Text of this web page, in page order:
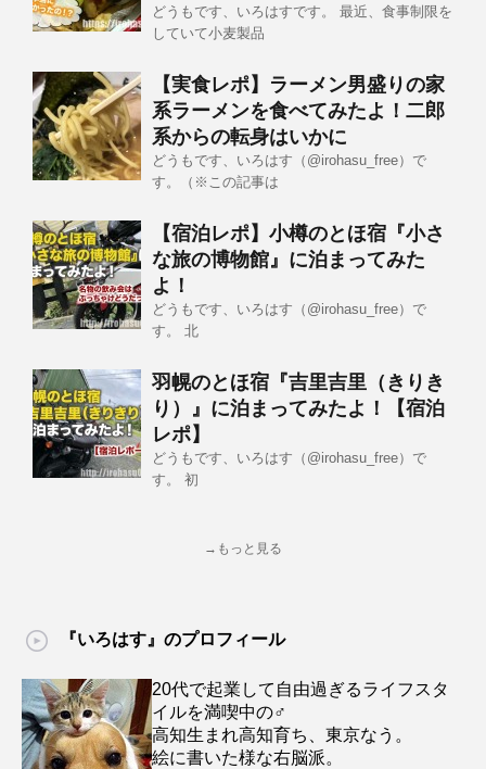
どうもです、いろはすです。 最近、食事制限を
していて小麦製品
【実食レポ】ラーメン男盛りの家
系ラーメンを食べてみたよ！二郎
系からの転身はいかに
どうもです、いろはす（@irohasu_free）で
す。（※この記事は
【宿泊レポ】小樽のとほ宿『小さ
な旅の博物館』に泊まってみた
よ！
どうもです、いろはす（@irohasu_free）で
す。 北
羽幌のとほ宿『吉里吉里（きりき
り）』に泊まってみたよ！【宿泊
レポ】
どうもです、いろはす（@irohasu_free）で
す。 初
→もっと見る
『いろはす』のプロフィール
20代で起業して自由過ぎるライフスタ
イルを満喫中の♂
高知生まれ高知育ち、東京なう。
絵に書いた様な右脳派。